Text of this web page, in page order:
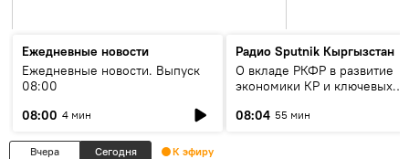
Ежедневные новости
Ежедневные новости. Выпуск
08:00
08:00 4 мин
Радио Sputnik Кыргызстан
О вкладе РКФР в развитие
экономики КР и ключевых
08:04 55 мин
Вчера Сегодня К эфиру